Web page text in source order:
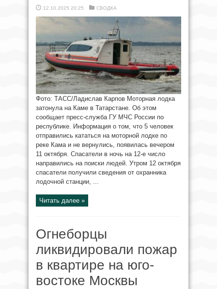
12.10.2025 20:25 СВОДКА
Фото: ТАСС/Ладислав Карпов Моторная лодка
затонула на Каме в Татарстане. Об этом
сообщает пресс-служба ГУ МЧС России по
республике. Информация о том, что 5 человек
отправились кататься на моторной лодке по
реке Кама и не вернулись, появилась вечером
11 октября. Спасатели в ночь на 12-е число
направились на поиски людей. Утром 12 октября
спасатели получили сведения от охранника
лодочной станции, ...
Читать далее »
Огнеборцы
ликвидировали пожар
в квартире на юго-
востоке Москвы